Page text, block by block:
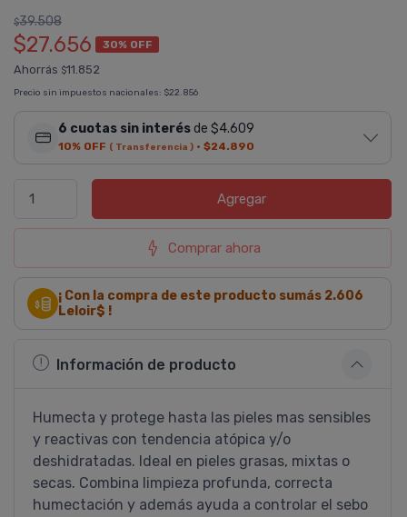
$39.508
$27.656 30% OFF
Ahorrás $11.852
Precio sin impuestos nacionales: $22.856
6 cuotas sin interésde $4.609
10% OFF ( Transferencia ) · $24.890
Agregar
Comprar ahora
¡ Con la compra de este producto sumás 2.606
Leloir$ !
Información de producto
Humecta y protege hasta las pieles mas sensibles
y reactivas con tendencia atópica y/o
deshidratadas. Ideal en pieles grasas, mixtas o
secas. Combina limpieza profunda, correcta
humectación y además ayuda a controlar el sebo